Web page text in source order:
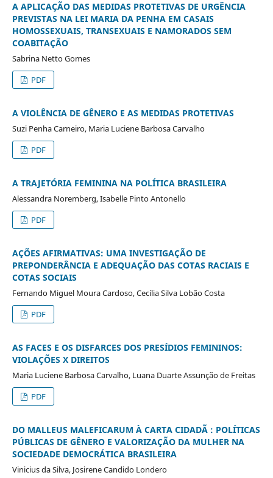
A APLICAÇÃO DAS MEDIDAS PROTETIVAS DE URGÊNCIA
PREVISTAS NA LEI MARIA DA PENHA EM CASAIS
HOMOSSEXUAIS, TRANSEXUAIS E NAMORADOS SEM
COABITAÇÃO
Sabrina Netto Gomes
PDF
A VIOLÊNCIA DE GÊNERO E AS MEDIDAS PROTETIVAS
Suzi Penha Carneiro, Maria Luciene Barbosa Carvalho
PDF
A TRAJETÓRIA FEMININA NA POLÍTICA BRASILEIRA
Alessandra Noremberg, Isabelle Pinto Antonello
PDF
AÇÕES AFIRMATIVAS: UMA INVESTIGAÇÃO DE
PREPONDERÂNCIA E ADEQUAÇÃO DAS COTAS RACIAIS E
COTAS SOCIAIS
Fernando Miguel Moura Cardoso, Cecília Silva Lobão Costa
PDF
AS FACES E OS DISFARCES DOS PRESÍDIOS FEMININOS:
VIOLAÇÕES X DIREITOS
Maria Luciene Barbosa Carvalho, Luana Duarte Assunção de Freitas
PDF
DO MALLEUS MALEFICARUM À CARTA CIDADÃ : POLÍTICAS
PÚBLICAS DE GÊNERO E VALORIZAÇÃO DA MULHER NA
SOCIEDADE DEMOCRÁTICA BRASILEIRA
Vinicius da Silva, Josirene Candido Londero